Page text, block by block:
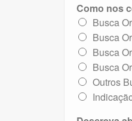
Como nos
Busca
Busca
Busca
Busca
Outros